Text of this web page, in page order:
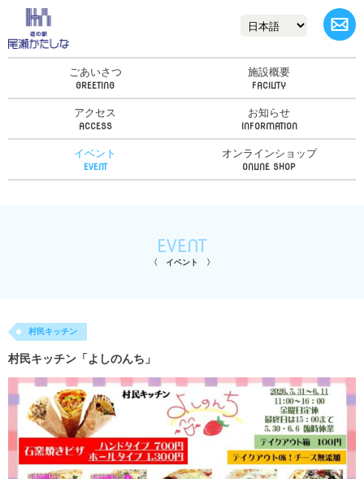
ごあいさつ 施設概要
アクセス お知らせ
イベント オンラインショップ
EVENT
イベント
村民キッチン
村民キッチン「よしのんち」